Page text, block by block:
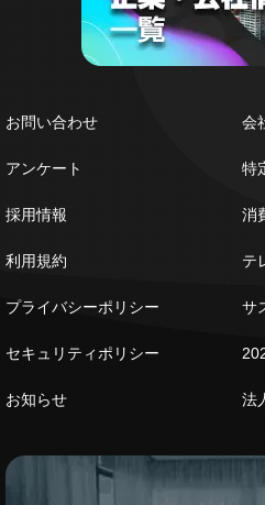
お問い合わせ
アンケート
採用情報
利用規約
プライバシーポリシー
セキュリティポリシー
お知らせ
会
特
消
テ
サ
法